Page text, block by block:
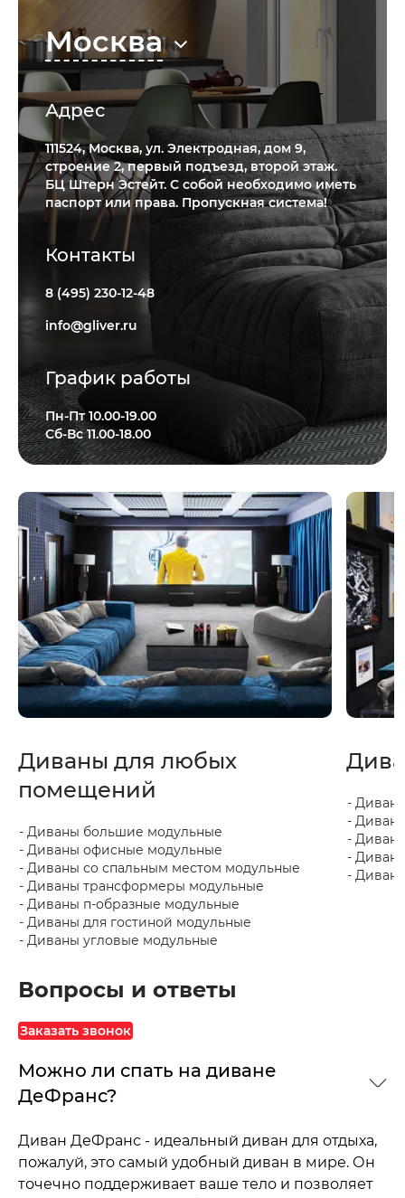
Москва
Адрес
111524, Москва, ул. Электродная, дом 9,
строение 2, первый подъезд, второй этаж.
БЦ Штерн Эстейт. С собой необходимо иметь
паспорт или права. Пропускная система!
Контакты
8 (495) 230-12-48
info@gliver.ru
График работы
Пн-Пт 10.00-19.00
Сб-Вс 11.00-18.00
Диваны для любых
помещений
Диваны большие модульные
Диваны офисные модульные
Диваны со спальным местом модульные
Диваны трансформеры модульные
Диваны п-образные модульные
Диваны для гостиной модульные
Диваны угловые модульные
Вопросы и ответы
Заказать звонок
Можно ли спать на диване
ДеФранс?
Диван ДеФранс - идеальный диван для отдыха,
пожалуй, это самый удобный диван в мире. Он
точечно поддерживает ваше тело и позволяет